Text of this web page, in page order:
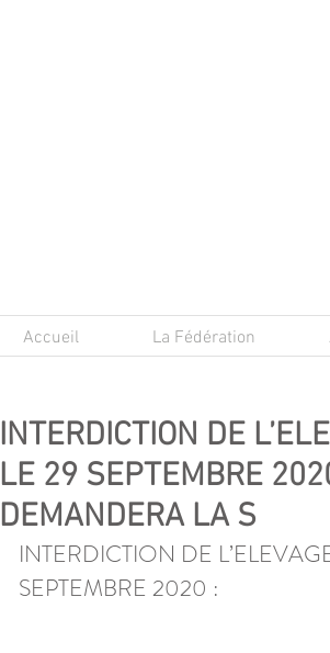
Accueil La Fédération
INTERDICTION DE
LE 29 SEPTEMBRE
DEMANDERA LA S
INTERDICTION DE
SEPTEMBRE 2020 :